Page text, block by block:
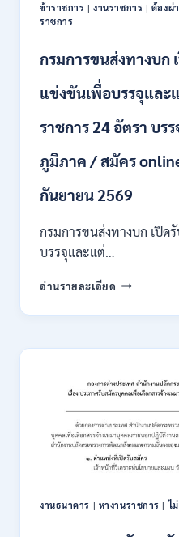
กอง
อัตรา
ปวส.
ป.ตรี
สาขา
เงิน
/
ผ่าน
กพ.
สมัคร
ONLINE
–
31
สิงหาคม
ข้าราชการ |งานราชการ | ต้องผ่
ราชการ
กรมการขนส่งทางบก
แข่งขันเพื่อบรรจุและ
ราชการ 24 อัตรา บร
ภูมิภาค / สมัคร
กันยายน 2569
กรมการขนส่งทางบก เปิด
บรรจุและแต่…
อ่านรายละเอียด กรม
ขนส่ง
บก
รับ
สมัคร
สอบ
แข่งขัน
เพื่อ
บรรจุ
ตั้ง
งานธนาคาร | หางานราชการ |ไ